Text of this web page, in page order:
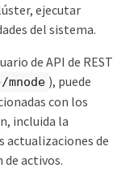
ejecutar
del sistema.
de API de REST
), puede
con los
incluida la
actualizaciones de
activos.